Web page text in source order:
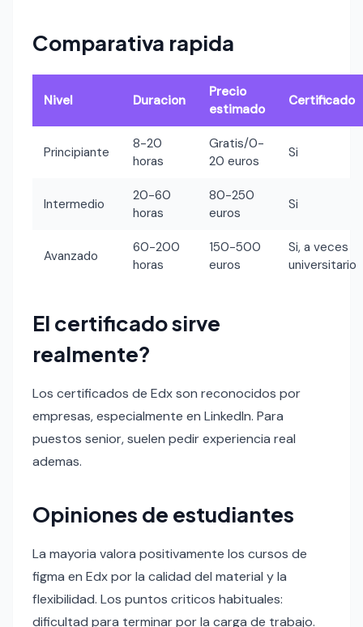
Comparativa rapida
Nivel Duracion
Precio
estimado
Certificado
Principiante
8-20
horas
Gratis/0-
20 euros
Si
Intermedio
20-60
horas
80-250
euros
Si
Avanzado
60-200
horas
150-500
euros
Si, a veces
universitario
El certificado sirve
realmente?
Los certificados de Edx son reconocidos por
empresas, especialmente en LinkedIn. Para
puestos senior, suelen pedir experiencia real
ademas.
Opiniones de estudiantes
La mayoria valora positivamente los cursos de
figma en Edx por la calidad del material y la
flexibilidad. Los puntos criticos habituales:
dificultad para terminar por la carga de trabajo.